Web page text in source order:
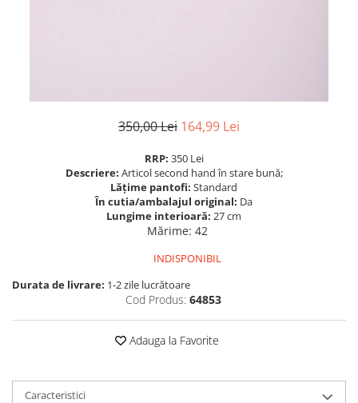
350,00 Lei 164,99 Lei
RRP: 350 Lei
Descriere: Articol second hand în stare bună;
Lățime pantofi: Standard
În cutia/ambalajul original: Da
Lungime interioară: 27 cm
Mărime: 42
INDISPONIBIL
Durata de livrare: 1-2 zile lucrătoare
Cod Produs: 64853
Adauga la Favorite
Caracteristici